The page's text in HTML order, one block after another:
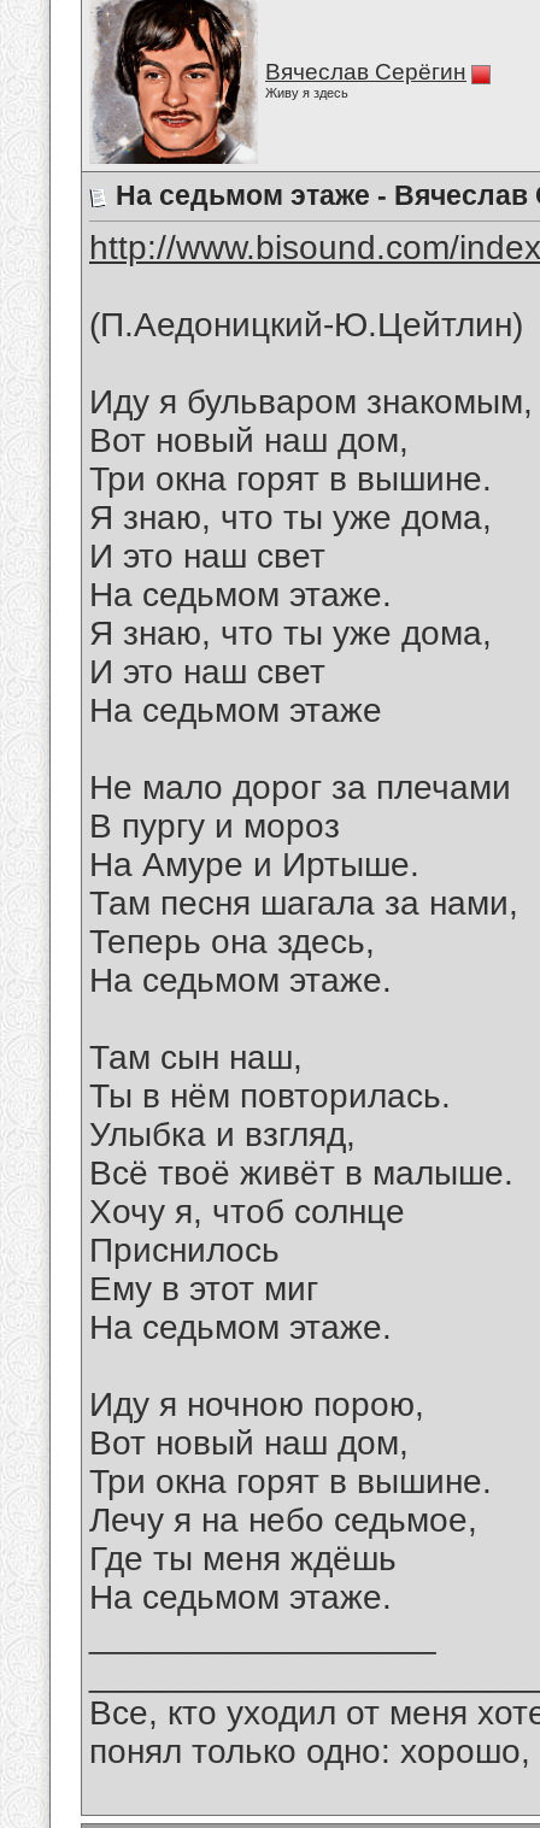
Вячеслав Серёгин
Живу я здесь
На седьмом этаже - Вячеслав
http://www.bisound.com/
(П.Аедоницкий-Ю.Цейтлин)
Иду я бульваром знакомым,
Вот новый наш дом,
Три окна горят в вышине.
Я знаю, что ты уже дома,
И это наш свет
На седьмом этаже.
Я знаю, что ты уже дома,
И это наш свет
На седьмом этаже
Не мало дорог за плечами
В пургу и мороз
На Амуре и Иртыше.
Там песня шагала за нами,
Теперь она здесь,
На седьмом этаже.
Там сын наш,
Ты в нём повторилась.
Улыбка и взгляд,
Всё твоё живёт в малыше.
Хочу я, чтоб солнце
Приснилось
Ему в этот миг
На седьмом этаже.
Иду я ночною порою,
Вот новый наш дом,
Три окна горят в вышине.
Лечу я на небо седьмое,
Где ты меня ждёшь
На седьмом этаже.
Все, кто уходил от меня
понял только одно: